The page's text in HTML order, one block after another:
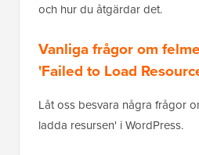
och hur du åtgärdar det.
Vanliga frågor om
'Failed to Load
Låt oss besvara några frågor
ladda resursen' i WordPress.